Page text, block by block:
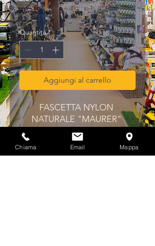
IVA inclusa
Quantità *
Aggiungi al carrello
FASCETTA NYLON
NATURALE "MAURER"
MM.160X2,5
Chiama Email Mappa